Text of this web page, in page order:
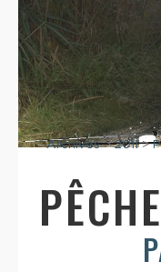
Archives>2011>